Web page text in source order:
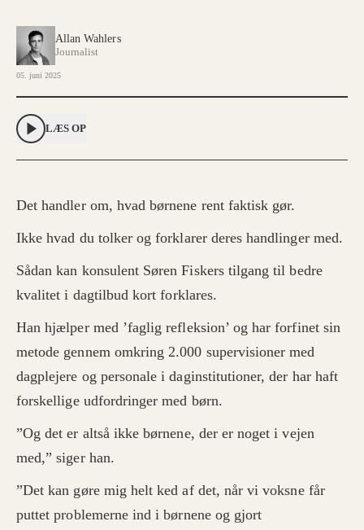
Allan Wahlers
Journalist
05. juni 2025
LÆS OP
Det handler om, hvad børnene rent faktisk gør.
Ikke hvad du tolker og forklarer deres handlinger med.
Sådan kan konsulent Søren Fiskers tilgang til bedre
kvalitet i dagtilbud kort forklares.
Han hjælper med ’faglig refleksion’ og har forfinet sin
metode gennem omkring 2.000 supervisioner med
dagplejere og personale i daginstitutioner, der har haft
forskellige udfordringer med børn.
”Og det er altså ikke børnene, der er noget i vejen
med,” siger han.
”Det kan gøre mig helt ked af det, når vi voksne får
puttet problemerne ind i børnene og gjort